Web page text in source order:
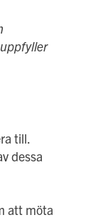
till.
dessa
att möta